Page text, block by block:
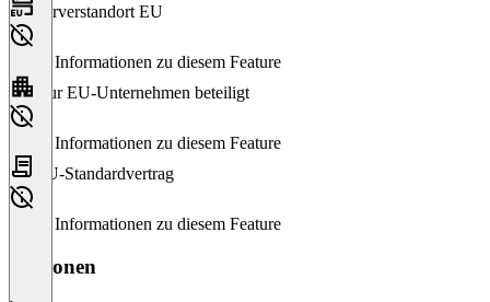
Serverstandort EU
Keine Informationen zu diesem Feature
Nur EU-Unternehmen beteiligt
Keine Informationen zu diesem Feature
EU-Standardvertrag
Keine Informationen zu diesem Feature
Versionen